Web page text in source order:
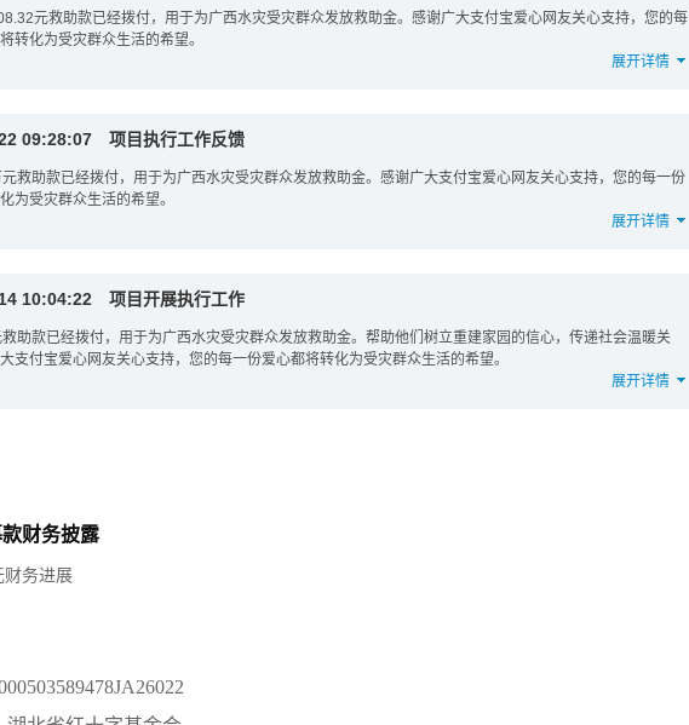
元救助款已经拨付，用于为广西水灾受灾群众发放救助金。感谢广大支付宝爱心网友关心支持，您的每
转化为受灾群众生活的希望。
展开详情
09:28:07 项目执行工作反馈
救助款已经拨付，用于为广西水灾受灾群众发放救助金。感谢广大支付宝爱心网友关心支持，您的每一份
为受灾群众生活的希望。
展开详情
10:04:22 项目开展执行工作
助款已经拨付，用于为广西水灾受灾群众发放救助金。帮助他们树立重建家园的信心，传递社会温暖关
支付宝爱心网友关心支持，您的每一份爱心都将转化为受灾群众生活的希望。
展开详情
财务披露
财务进展